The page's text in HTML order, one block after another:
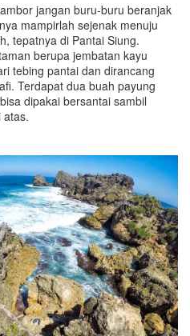
jangan buru-buru beranjak
mampirlah sejenak menuju
tepatnya di Pantai Siung.
berupa jembatan kayu
tebing pantai dan dirancang
Terdapat dua buah payung
dipakai bersantai sambil
atas.